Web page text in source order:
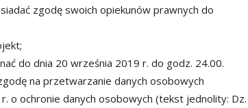
zgodę swoich opiekunów prawnych do
do dnia 20 września 2019 r. do godz. 24.00.
na przetwarzanie danych osobowych
o ochronie danych osobowych (tekst jednolity: Dz.